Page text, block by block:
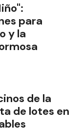
para
y la
de la
de lotes en